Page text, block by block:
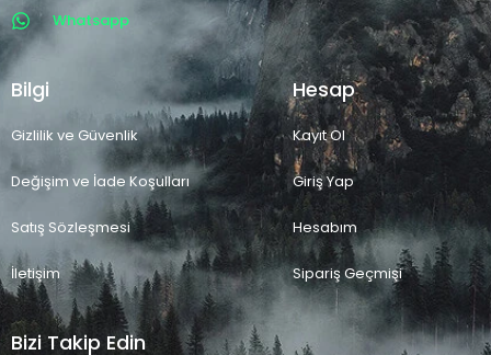
Whatsapp
Bilgi
Gizlilik ve Güvenlik
Değişim ve İade Koşulları
Satış Sözleşmesi
İletişim
Hesap
Kayıt Ol
Giriş Yap
Hesabım
Sipariş Geçmişi
Bizi Takip Edin